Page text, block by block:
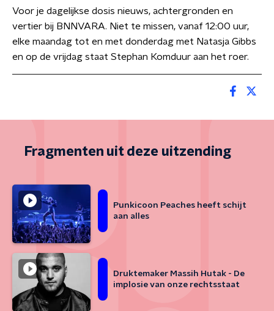
Voor je dagelijkse dosis nieuws, achtergronden en
vertier bij BNNVARA. Niet te missen, vanaf 12:00 uur,
elke maandag tot en met donderdag met Natasja Gibbs
en op de vrijdag staat Stephan Komduur aan het roer.
Fragmenten uit deze uitzending
Punkicoon Peaches heeft schijt
aan alles
Druktemaker Massih Hutak - De
implosie van onze rechtsstaat